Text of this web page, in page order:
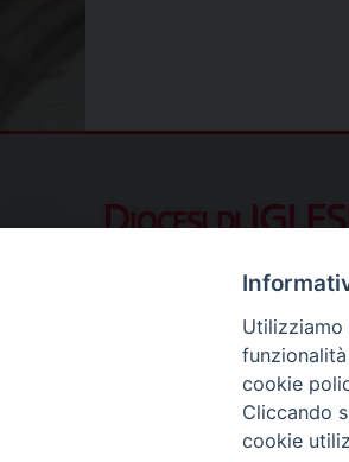
Diocesi di
Piazza Municipio 10,
Telefono (ore ufficio):
Segreteria del Vescovo:
Cancelleria (richiesta
cookie
Cliccando
cookie